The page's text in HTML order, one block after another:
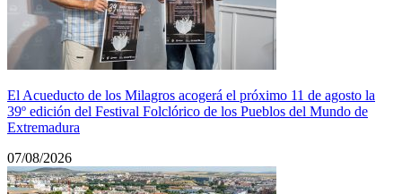
El Acueducto de los Milagros acogerá el próximo 11 de agosto la
39º edición del Festival Folclórico de los Pueblos del Mundo de
Extremadura
07/08/2026